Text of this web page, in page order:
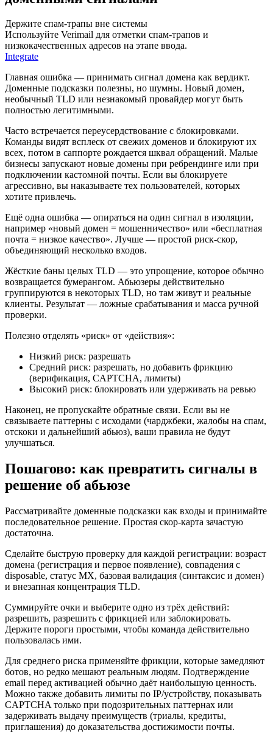
Держите спам-трапы вне системы
Используйте Verimail для отметки спам-трапов и
низкокачественных адресов на этапе ввода.
Integrate
Главная ошибка — принимать сигнал домена как вердикт.
Доменные подсказки полезны, но шумны. Новый домен,
необычный TLD или незнакомый провайдер могут быть
полностью легитимными.
Часто встречается переусердствование с блокировками.
Команды видят всплеск от свежих доменов и блокируют их
всех, потом в саппорте рождается шквал обращений. Малые
бизнесы запускают новые домены при ребрендинге или при
подключении кастомной почты. Если вы блокируете
агрессивно, вы наказываете тех пользователей, которых
хотите привлечь.
Ещё одна ошибка — опираться на один сигнал в изоляции,
например «новый домен = мошенничество» или «бесплатная
почта = низкое качество». Лучше — простой риск-скор,
объединяющий несколько входов.
Жёсткие баны целых TLD — это упрощение, которое обычно
возвращается бумерангом. Абьюзеры действительно
группируются в некоторых TLD, но там живут и реальные
клиенты. Результат — ложные срабатывания и масса ручной
проверки.
Полезно отделять «риск» от «действия»:
Низкий риск: разрешать
Средний риск: разрешать, но добавить фрикцию
(верификация, CAPTCHA, лимиты)
Высокий риск: блокировать или удерживать на ревью
Наконец, не пропускайте обратные связи. Если вы не
связываете паттерны с исходами (чарджбеки, жалобы на спам,
отскоки и дальнейший абьюз), ваши правила не будут
улучшаться.
Пошагово: как превратить сигналы в
решение об абьюзе
Рассматривайте доменные подсказки как входы и принимайте
последовательное решение. Простая скор-карта зачастую
достаточна.
Сделайте быструю проверку для каждой регистрации: возраст
домена (регистрация и первое появление), совпадения с
disposable, статус MX, базовая валидация (синтаксис и домен)
и внезапная концентрация TLD.
Суммируйте очки и выберите одно из трёх действий:
разрешить, разрешить с фрикцией или заблокировать.
Держите пороги простыми, чтобы команда действительно
пользовалась ими.
Для среднего риска применяйте фрикции, которые замедляют
ботов, но редко мешают реальным людям. Подтверждение
email перед активацией обычно даёт наибольшую ценность.
Можно также добавить лимиты по IP/устройству, показывать
CAPTCHA только при подозрительных паттернах или
задерживать выдачу преимуществ (триалы, кредиты,
приглашения) до доказательства достижимости почты.